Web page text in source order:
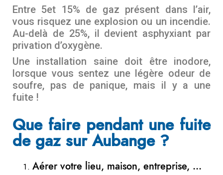
Entre 5et 15% de gaz présent dans l’air,
vous risquez une explosion ou un incendie.
Au-delà de 25%, il devient asphyxiant par
privation d’oxygène.
Une installation saine doit être inodore,
lorsque vous sentez une légère odeur de
soufre, pas de panique, mais il y a une
fuite !
Que faire pendant une fuite
de gaz sur Aubange ?
Aérer votre lieu, maison, entreprise, …